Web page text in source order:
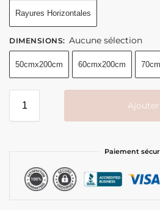
Rayures Horizontales
DIMENSIONS: Aucune sélection
50cmx200cm 60cmx200cm
Paiement